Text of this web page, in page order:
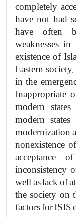
completely
have not had
have often
weaknesses
existence of
Eastern
in the
Inappropriate
modern
modern
modernization
nonexistence
acceptance
inconsistency
well as lack of
the society on
factors for ISIS